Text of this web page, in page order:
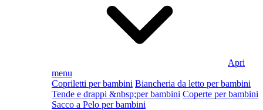
Apri
menu
Copriletti per bambini Biancheria da letto per bambini
Tende e drappi &nbsp;per bambini Coperte per bambini
Sacco a Pelo per bambini